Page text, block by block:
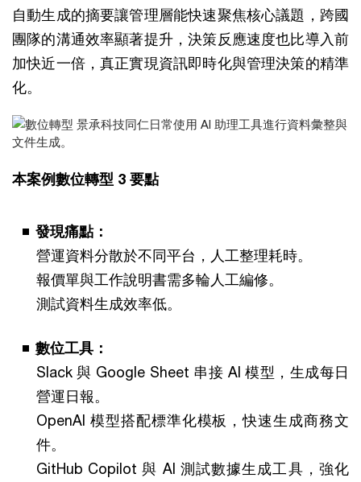
自動生成的摘要讓管理層能快速聚焦核心議題，跨國
團隊的溝通效率顯著提升，決策反應速度也比導入前
加快近一倍，真正實現資訊即時化與管理決策的精準
化。
本案例數位轉型 3 要點
發現痛點：
營運資料分散於不同平台，人工整理耗時。
報價單與工作說明書需多輪人工編修。
測試資料生成效率低。
數位工具：
Slack 與 Google Sheet 串接 AI 模型，生成每日
營運日報。
OpenAI 模型搭配標準化模板，快速生成商務文
件。
GitHub Copilot 與 AI 測試數據生成工具，強化